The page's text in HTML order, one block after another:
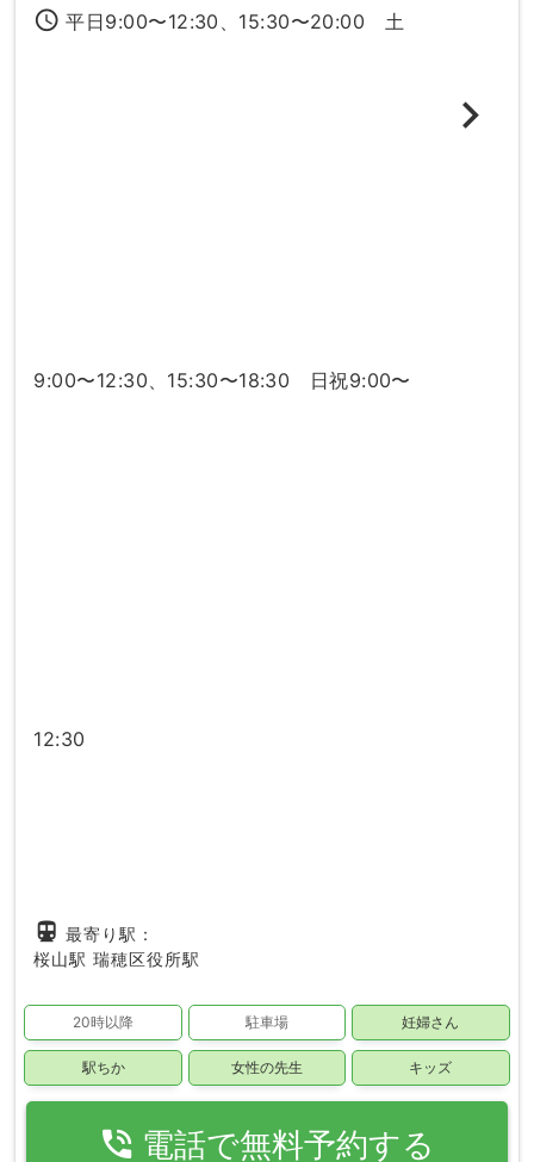
access_time 平日9:00〜12:30、15:30〜20:00 土
9:00〜12:30、15:30〜18:30 日祝9:00〜
12:30
directions_subway 最寄り駅：
桜山駅 瑞穂区役所駅
20時以降 駐車場 妊婦さん
駅ちか 女性の先生 キッズ
phone_in_talk 電話で無料予約する